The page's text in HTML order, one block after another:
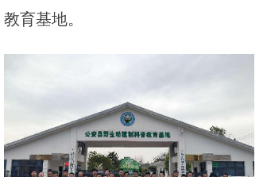
教育基地。